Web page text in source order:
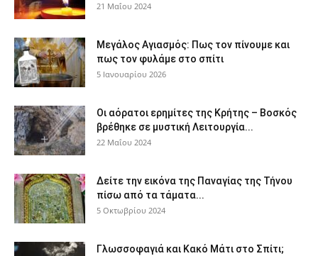
21 Μαΐου 2024
Μεγάλος Αγιασμός: Πως τον πίνουμε και
πως τον φυλάμε στο σπίτι
5 Ιανουαρίου 2026
Οι αόρατοι ερημίτες της Κρήτης – Βοσκός
βρέθηκε σε μυστική Λειτουργία...
22 Μαΐου 2024
Δείτε την εικόνα της Παναγίας της Τήνου
πίσω από τα τάματα...
5 Οκτωβρίου 2024
Γλωσσοφαγιά και Κακό Μάτι στο Σπίτι;